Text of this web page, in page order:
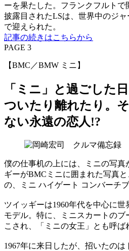
ーを果たした。フランクフルト
披露目されたLSは、世界中のジ
で迎えられた。
記事の続きはこちらから
PAGE 3
【BMC／BMW ミニ】
「ミニ」と過ごした
ついたり離れたり。
ない永遠の恋人!?
僕の仕事机の上には、ミニの写真
ギーがBMCミニに囲まれた写真
の、ミニ ハイゲート コンバーチブ
ツイッギーは1960年代を中心に
モデル。特に、ミニスカートの
こされ、「ミニの女王」とも呼ば
1967年に来日したが、招いたの